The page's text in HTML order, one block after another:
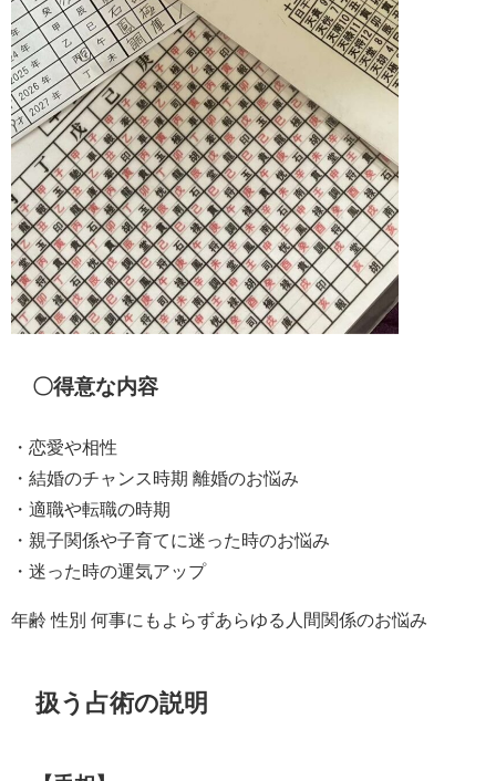
〇得意な内容
・恋愛や相性
・結婚のチャンス時期 離婚のお悩み
・適職や転職の時期
・親子関係や子育てに迷った時のお悩み
・迷った時の運気アップ
年齢 性別 何事にもよらずあらゆる人間関係のお悩み
扱う占術の説明